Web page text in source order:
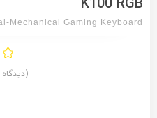
K100 RGB
Mechanical Gaming Keyboard
(دیدگاه